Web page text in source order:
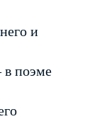
и
поэме